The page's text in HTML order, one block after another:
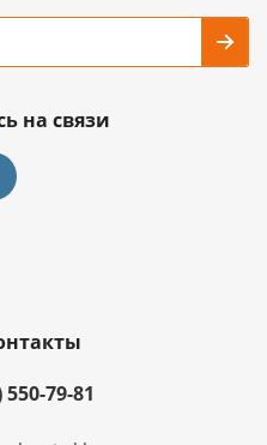
на связи
550-79-81